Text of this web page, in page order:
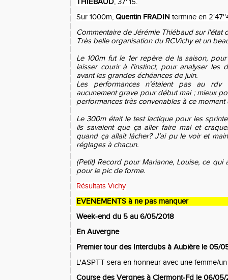
THIEBAUD, 37''15.
Sur 1000m, Quentin FRADIN termine en
Commentaire de Jérémie Thiébaud sur l'état
Très belle organisation du RCVichy et un
Le 100m fut le 1er repère de la saison,
laisser courir à l’instinct, pour analyser les
avant les grandes échéances de juin.
Les performances n’étaient pas au
aucunement grave pour début mai ; mieux
performances très convenables à ce moment
Le 300m était le test lactique pour les
ils savaient que ça aller faire mal et
quand ça allait lâcher? J’ai pu le voir et
réglages à chacun.
(Petit) Record pour Marianne, Louise, ce qui
pour le pic de forme.
Résultats Vichy
EVENEMENTS à ne pas manquer
Week-end du 5 au 6/05/2018
En Auvergne
Premier tour des Interclubs à Aubière le 05/
L'ASPTT sera en honneur avec une femme/
Course des Vergnes à Clermont-Fd le 06/05/